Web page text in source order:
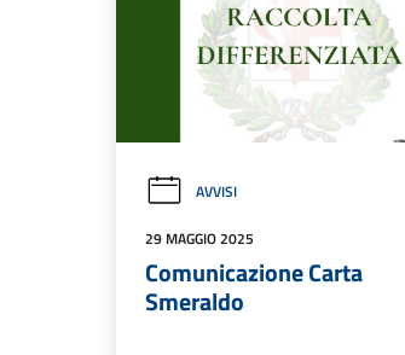
AVVISI
29 MAGGIO 2025
Comunicazione Carta
Smeraldo